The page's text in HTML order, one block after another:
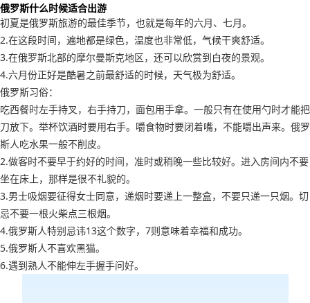
俄罗斯什么时候适合出游
初夏是俄罗斯旅游的最佳季节，也就是每年的六月、七月。
2.在这段时间，遍地都是绿色，温度也非常低，气候干爽舒适。
3.在俄罗斯北部的摩尔曼斯克地区，还可以欣赏到白夜的景观。
4.六月份正好是酷暑之前最舒适的时候，天气极为舒适。
俄罗斯习俗：
吃西餐时左手持叉，右手持刀，面包用手拿。一般只有在使用勺时才能把
刀放下。举杯饮酒时要用右手。嚼食物时要闭着嘴，不能嚼出声来。俄罗
斯人吃水果一般不削皮。
2.做客时不要早于约好的时间，准时或稍晚一些比较好。进入房间内不要
坐在床上，那样是很不礼貌的。
3.男士吸烟要征得女士同意，递烟时要递上一整盒，不要只递一只烟。切
忌不要一根火柴点三根烟。
4.俄罗斯人特别忌讳13这个数字，7则意味着幸福和成功。
5.俄罗斯人不喜欢黑猫。
6.遇到熟人不能伸左手握手问好。